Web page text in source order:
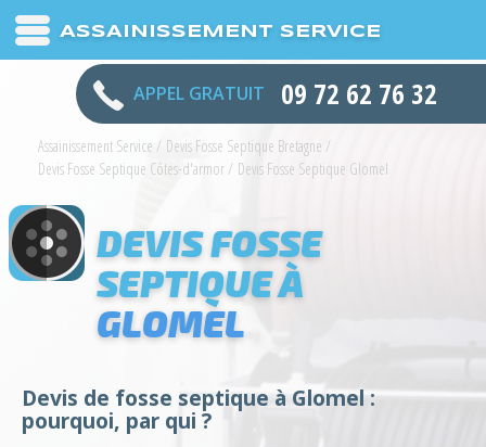
ASSAINISSEMENT SERVICE
APPEL GRATUIT 09 72 62 76 32
Assainissement Service / Devis Fosse Septique Bretagne /
Devis Fosse Septique Côtes-d'armor/ Devis Fosse Septique Glomel
DEVIS FOSSE
SEPTIQUE À
GLOMEL
Devis de fosse septique à Glomel :
pourquoi, par qui ?